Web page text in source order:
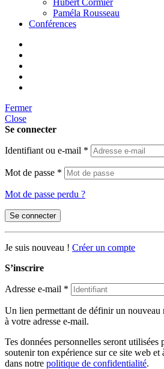
Hubert Cormier
Paméla Rousseau
Conférences
Fermer
Close
Se connecter
Identifiant ou e-mail *
Mot de passe *
Mot de passe perdu ?
Se connecter
Je suis nouveau ! Créer un compte
S’inscrire
Adresse e-mail *
Un lien permettant de définir un nouveau
à votre adresse e-mail.
Tes données personnelles seront utilisées
soutenir ton expérience sur ce site web et
dans notre politique de confidentialité.